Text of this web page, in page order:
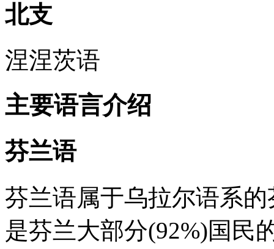
北支
涅涅茨语
主要语言介绍
芬兰语
芬兰语属于乌拉尔语系
是芬兰大部分(92%)国民